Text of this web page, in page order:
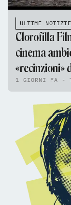
ULTIME NOTIZIE
Clorofilla
cinema
«recinzioni»
1 GIORNI FA -